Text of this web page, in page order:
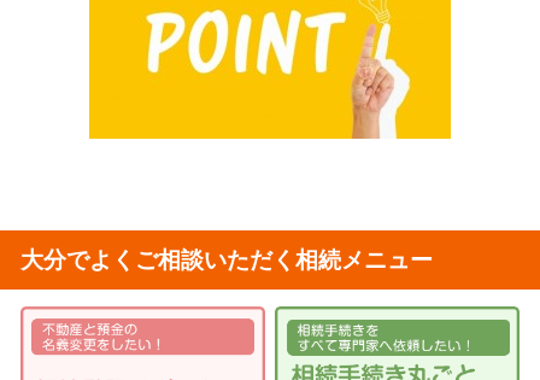
大分でよくご相談いただく相続メニュー